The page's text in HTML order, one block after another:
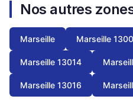
Nos autres
Marseille Marseille
Marseille 13014
Marseille 13016